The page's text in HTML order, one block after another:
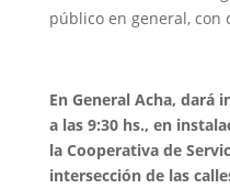
público en general, con
En General Acha, dará
a las 9:30 hs., en
la Cooperativa de
intersección de las